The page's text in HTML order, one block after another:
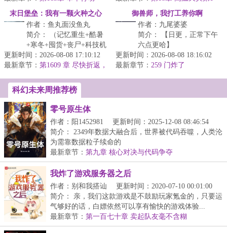
“深渊海...
天·重新规划
末日堡垒：我有一颗火种之心
作者：鱼丸面没鱼丸
简介： （记忆重生+酷暑
+寒冬+囤货+丧尸+科技机
械+不圣母+主角腹黑毒舌
+轻度金手指）\n...
更新时间：2026-08-08 17:10:12
最新章节： 第1609 章 尽快折返，
御兽师，我打工养你啊
作者：九尾婆婆
简介： 【日更，正常下午
六点更哈】
十几年前，华国上月球背
更新时间：2026-08-08 18:16:02
最新章节： 259 门炸了
科幻未来周推荐榜
零号原生体
作者：阳1452981
更新时间：2025-12-08 08:46:54
简介： 2349年数据大融合后，世界被代码吞噬，人类沦
为需靠数据粒子续命的
最新章节： 第九章 核心对决与代码争夺
我炸了游戏服务器之后
作者：别和我搭讪
更新时间：2020-07-10 00:01:00
简介： 亲，我们这款游戏是不鼓励玩家氪金的，只要运
气够好的话，白嫖依然可以享有愉快的游戏体验...
最新章节： 第一百七十章 卖起队友毫不含糊